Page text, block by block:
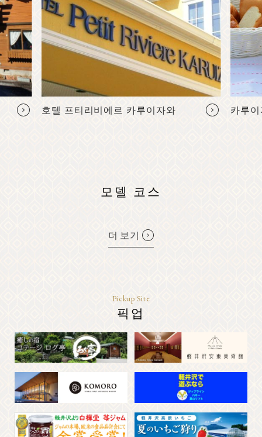
호텔 프티리비에르 카루이자와 카루
모델 코스
더 보기
Pickup Site
픽업